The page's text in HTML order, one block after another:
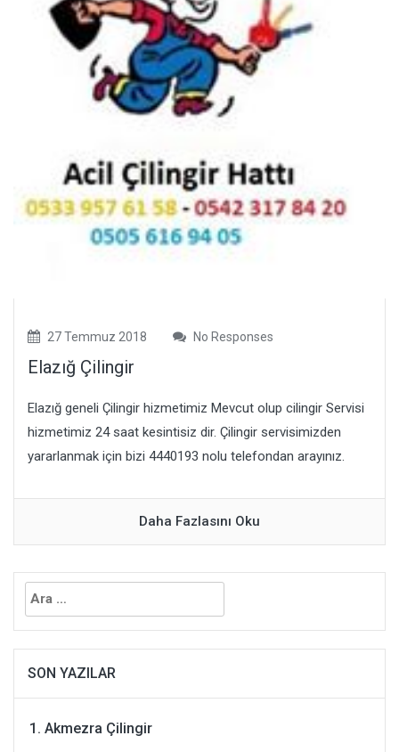
27 Temmuz 2018 No Responses
Elazığ Çilingir
Elazığ geneli Çilingir hizmetimiz Mevcut olup cilingir Servisi
hizmetimiz 24 saat kesintisiz dir. Çilingir servisimizden
yararlanmak için bizi 4440193 nolu telefondan arayınız.
Daha Fazlasını Oku
Arama:
SON YAZILAR
Akmezra Çilingir